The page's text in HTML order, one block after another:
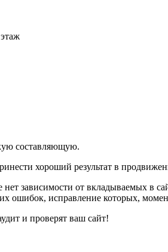
составляющую.
хороший результат в
зависимости от вкладываемых в
исправление которых,
и проверят ваш сайт!